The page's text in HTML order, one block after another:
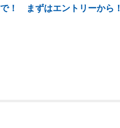
で！ まずはエントリーから！